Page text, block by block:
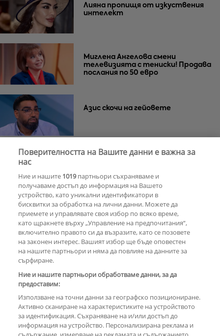
Лияна пропищя от изкуствения
интелект
Миглена Ангелова смени
телевизията с тениски! Продава
послания по 50 евро
Азис скочи на гейовете
и Слънчев бряг
РЕКЛАМА
КОМЕНТАРИ
Поверителността на Вашите данни е важна за
нас
Ние и нашите 1019партньори съхраняваме и
получаваме достъп до информация на Вашето
устройство, като уникални идентификатори в
бисквитки за обработка на лични данни. Можете да
приемете и управлявате своя избор по всяко време,
като щракнете върху „Управление на предпочитания“,
включително правото си да възразите, като се позовете
на законен интерес. Вашият избор ще бъде оповестен
на нашите партньори и няма да повлияе на данните за
сърфиране.
Ние и нашите партньори обработваме данни, за да
предоставим:
Използване на точни данни за географско позициониране.
Активно сканиране на характеристиките на устройството
за идентификация. Съхраняване на и/или достъп до
информация на устройство. Персонализирана реклама и